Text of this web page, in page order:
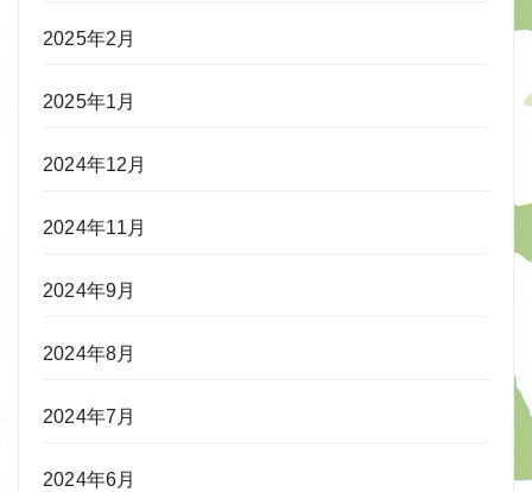
2025年2月
2025年1月
2024年12月
2024年11月
2024年9月
2024年8月
2024年7月
2024年6月